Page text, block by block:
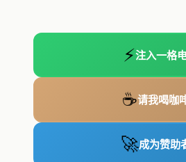
⚡注入一格
☕请我喝咖
🚀成为赞助